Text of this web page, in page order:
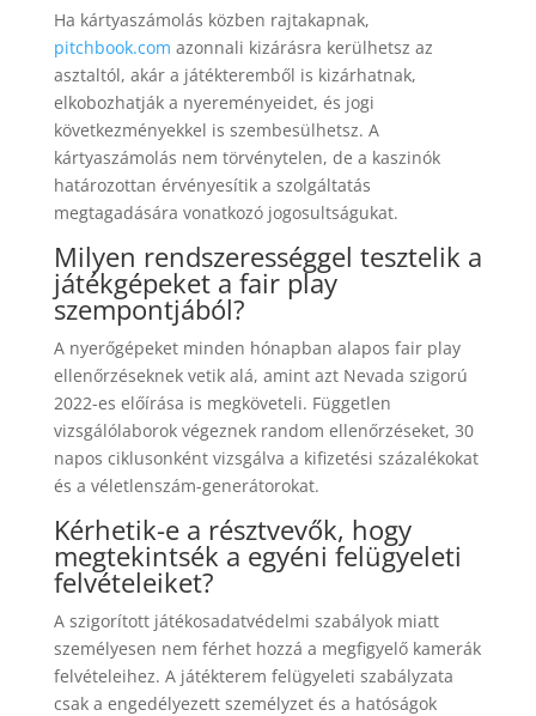
Ha kártyaszámolás közben rajtakapnak,
pitchbook.com azonnali kizárásra kerülhetsz az
asztaltól, akár a játékteremből is kizárhatnak,
elkobozhatják a nyereményeidet, és jogi
következményekkel is szembesülhetsz. A
kártyaszámolás nem törvénytelen, de a kaszinók
határozottan érvényesítik a szolgáltatás
megtagadására vonatkozó jogosultságukat.
Milyen rendszerességgel tesztelik a
játékgépeket a fair play
szempontjából?
A nyerőgépeket minden hónapban alapos fair play
ellenőrzéseknek vetik alá, amint azt Nevada szigorú
2022-es előírása is megköveteli. Független
vizsgálólaborok végeznek random ellenőrzéseket, 30
napos ciklusonként vizsgálva a kifizetési százalékokat
és a véletlenszám-generátorokat.
Kérhetik-e a résztvevők, hogy
megtekintsék a egyéni felügyeleti
felvételeiket?
A szigorított játékosadatvédelmi szabályok miatt
személyesen nem férhet hozzá a megfigyelő kamerák
felvételeihez. A játékterem felügyeleti szabályzata
csak a engedélyezett személyzet és a hatóságok